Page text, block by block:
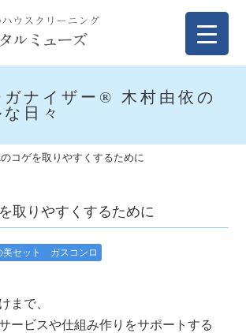
ガナイザー® 木村由依の
日々
コゲを取りやすくするために
取りやすくするために
美セット ガスコンロ
まで、
ービスや仕組み作りをサポートする